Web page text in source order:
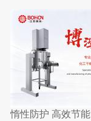
惰性防护 高效节能 江苏博鸿铁基合金粉末专用过滤洗涤干